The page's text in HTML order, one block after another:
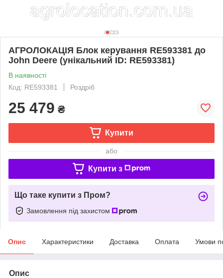
АГРОЛОКАЦІЯ Блок керування RE593381 до
John Deere (унікальний ID: RE593381)
В наявності
Код: RE593381
Роздріб
25 479 ₴
Купити
або
Купити з
Що таке купити з Пром?
Замовлення під захистом
Опис Характеристики Доставка Оплата Умови
Опис